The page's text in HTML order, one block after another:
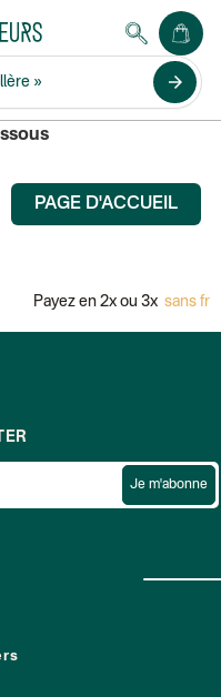
» arrow_forward
son nom dans le
PAGE D'ACCUEIL
Payez en 2x ou 3x sans
Je m'abonne